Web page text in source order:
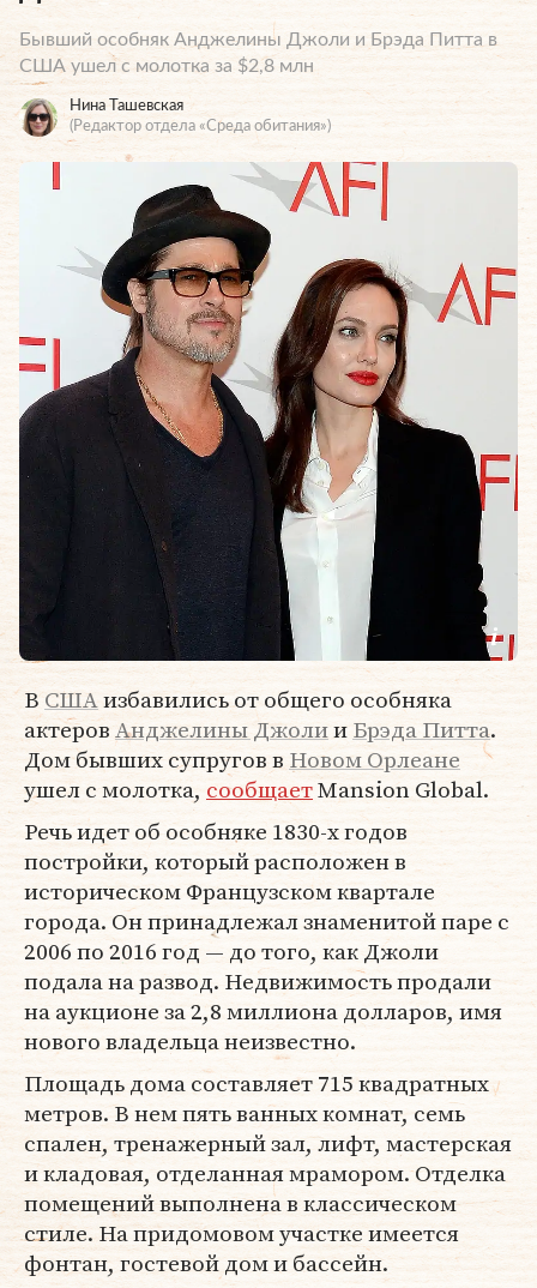
Бывший особняк Анджелины Джоли и Брэда Питта в
США ушел с молотка за $2,8 млн
Нина Ташевская
(Редактор отдела «Среда обитания»)
ВСШАизбавились от общего особняка
актеровАнджелины ДжолииБрэда Питта.
Дом бывших супругов в Новом Орлеане
ушел с молотка, сообщаетMansion Global.
Речь идет об особняке 1830-х годов
постройки, который расположен в
историческом Французском квартале
города. Он принадлежал знаменитой паре с
2006 по 2016 год — до того, как Джоли
подала на развод. Недвижимость продали
на аукционе за 2,8 миллиона долларов, имя
нового владельца неизвестно.
Площадь дома составляет 715 квадратных
метров. В нем пять ванных комнат, семь
спален, тренажерный зал, лифт, мастерская
и кладовая, отделанная мрамором. Отделка
помещений выполнена в классическом
стиле. На придомовом участке имеется
фонтан, гостевой дом и бассейн.